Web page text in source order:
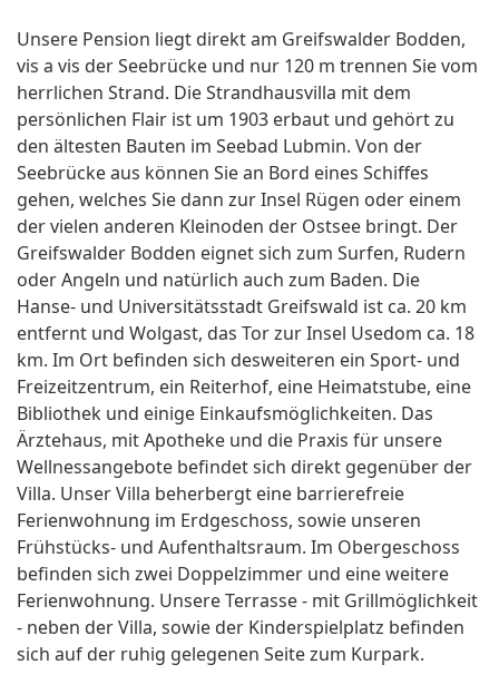
Unsere Pension liegt direkt am Greifswalder Bodden,
vis a vis der Seebrücke und nur 120 m trennen Sie vom
herrlichen Strand. Die Strandhausvilla mit dem
persönlichen Flair ist um 1903 erbaut und gehört zu
den ältesten Bauten im Seebad Lubmin. Von der
Seebrücke aus können Sie an Bord eines Schiffes
gehen, welches Sie dann zur Insel Rügen oder einem
der vielen anderen Kleinoden der Ostsee bringt. Der
Greifswalder Bodden eignet sich zum Surfen, Rudern
oder Angeln und natürlich auch zum Baden. Die
Hanse- und Universitätsstadt Greifswald ist ca. 20 km
entfernt und Wolgast, das Tor zur Insel Usedom ca. 18
km. Im Ort befinden sich desweiteren ein Sport- und
Freizeitzentrum, ein Reiterhof, eine Heimatstube, eine
Bibliothek und einige Einkaufsmöglichkeiten. Das
Ärztehaus, mit Apotheke und die Praxis für unsere
Wellnessangebote befindet sich direkt gegenüber der
Villa. Unser Villa beherbergt eine barrierefreie
Ferienwohnung im Erdgeschoss, sowie unseren
Frühstücks- und Aufenthaltsraum. Im Obergeschoss
befinden sich zwei Doppelzimmer und eine weitere
Ferienwohnung. Unsere Terrasse - mit Grillmöglichkeit
- neben der Villa, sowie der Kinderspielplatz befinden
sich auf der ruhig gelegenen Seite zum Kurpark.